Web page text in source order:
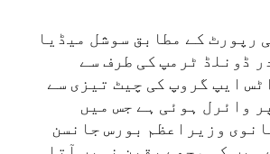
رپورٹ کے مطابق سوشل میڈیا
ڈونلڈ ٹرمپ کی طرف سے
ایپ گروپ کی چیٹ تیزی سے
وائرل ہوئی ہے جس میں
وزیراعظم بورس جانسن